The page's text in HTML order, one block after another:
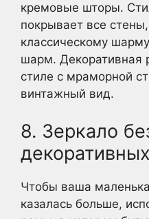
кремовые шторы.
покрывает все
классическому
шарм. Декоративная
стиле с мраморной
винтажный вид.
8. Зеркало
Чтобы ваша
казалась больше,